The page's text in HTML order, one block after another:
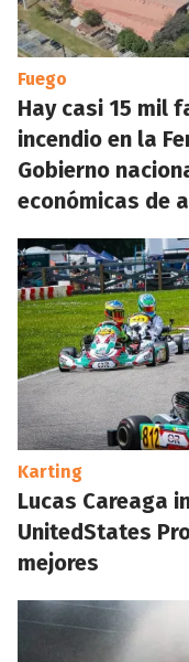
Fuego
Hay casi 15 mil
incendio en la
Gobierno
económicas de
Karting
Lucas Careaga
UnitedStates
mejores